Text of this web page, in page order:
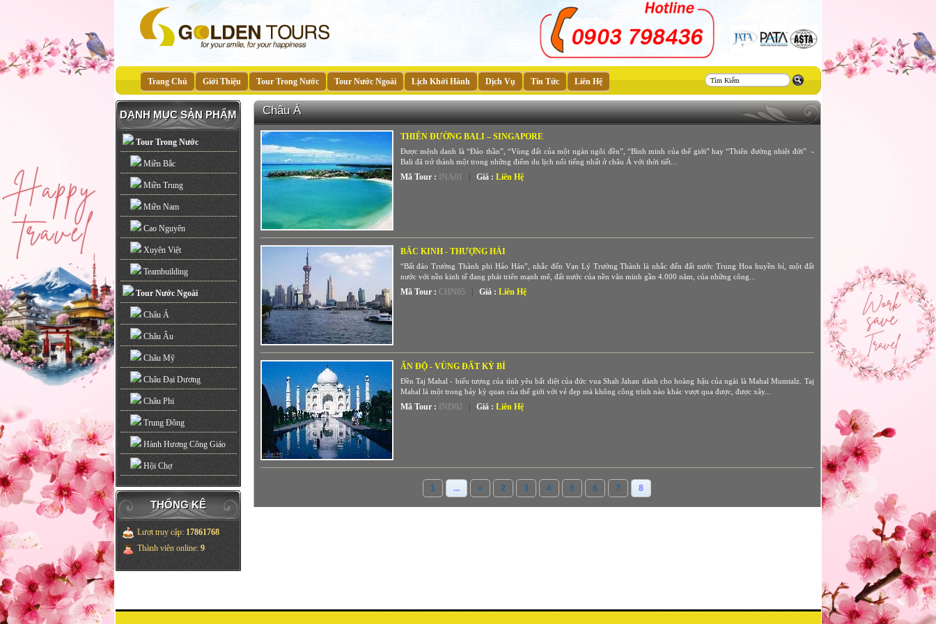
Trang Chủ Giới Thiệu Tour Trong Nước Tour Nước Ngoài Lịch Khởi Hành Dịch Vụ Tin Tức Liên Hệ
Thiết
kế
website
DANH MỤC SẢN PHẨM
Tour Trong Nước
Miền Bắc
Miền Trung
Miền Nam
Cao Nguyên
Xuyên Việt
Teambuilding
Tour Nước Ngoài
Châu Á
Châu Âu
Châu Mỹ
Châu Đại Dương
Châu Phi
Trung Đông
Hành Hương Công Giáo
Hội Chợ
THỐNG KÊ
Lượt truy cập: 17861768
Thành viên online: 9
Châu Á
THIÊN ĐƯỜNG BALI – SINGAPORE
Được mệnh danh là “Đảo thần”, “Vùng đất của một ngàn ngôi đền”, “Bình minh của thế giới” hay “Thiên đường nhiệt đới” -
Bali đã trở thành một trong những điểm du lịch nổi tiếng nhất ở châu Á với thời tiết...
Mã Tour : INA01 Giá : Liên Hệ
BẮC KINH - THƯỢNG HẢI
“Bất đáo Trường Thành phi Hảo Hán”, nhắc đến Vạn Lý Trường Thành là nhắc đến đất nước Trung Hoa huyền bí, một đất
nước với nền kinh tế đang phát triển mạnh mẽ, đất nước của nền văn minh gần 4.000 năm, của những công...
Mã Tour : CHN05 Giá : Liên Hệ
ẤN ĐỘ - VÙNG ĐẤT KỲ BÍ
Đền Taj Mahal - biểu tượng của tình yêu bất diệt của đức vua Shah Jahan dành cho hoàng hậu của ngài là Mahal Mumtalz. Taj
Mahal là một trong bảy kỳ quan của thế giới với vẻ đẹp mà không công trình nào khác vượt qua được, được xây...
Mã Tour : IND02 Giá : Liên Hệ
1 ... « 2 3 4 5 6 7 8